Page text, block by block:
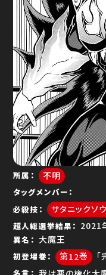
特集
超人総選挙
新超人募集
ゆで問答
所属 不明
タッグメンバー
必殺技
サタニックソ
超人総選挙結果
異名 大魔王
初登場巻 12